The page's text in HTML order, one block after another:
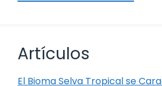
Artículos
El Bioma Selva Tropical se